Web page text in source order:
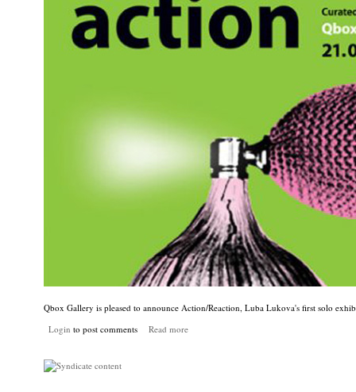
Qbox Gallery is pleased to announce Action/Reaction, Luba Lukova's first solo
Login to post comments Read more